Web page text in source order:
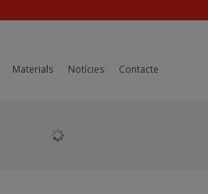
Materials Notícies Contacte